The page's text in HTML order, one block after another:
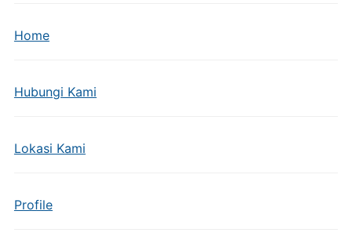
Home
Hubungi Kami
Lokasi Kami
Profile